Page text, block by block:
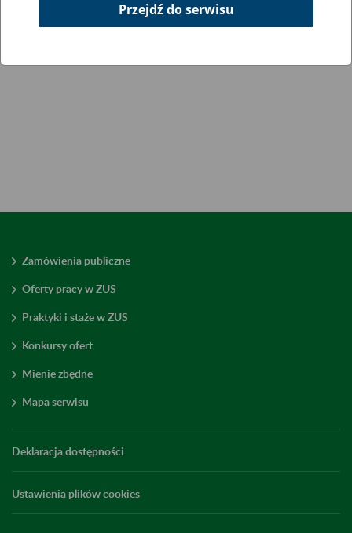
Zamówienia publiczne
Oferty pracy w ZUS
Praktyki i staże w ZUS
Konkursy ofert
Mienie zbędne
Mapa serwisu
Deklaracja dostępności
Ustawienia plików cookies
Przejdź do serwisu